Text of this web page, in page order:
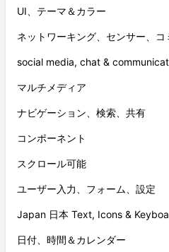
UI、テーマ＆カラー
ネットワーキング、センサー、
social media, chat &
マルチメディア
ナビゲーション、検索、共有
コンポーネント
スクロール可能
ユーザー入力、フォーム、設定
Japan 日本 Text, Icons &
日付、時間＆カレンダー